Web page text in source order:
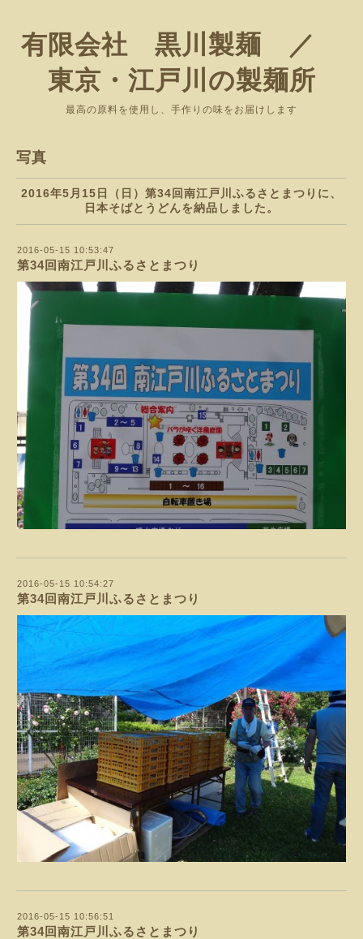
有限会社 黒川製麺 ／
東京・江戸川の製麺所
最高の原料を使用し、手作りの味をお届けします
写真
2016年5月15日（日）第34回南江戸川ふるさとまつりに、
日本そばとうどんを納品しました。
2016-05-15 10:53:47
第34回南江戸川ふるさとまつり
2016-05-15 10:54:27
第34回南江戸川ふるさとまつり
2016-05-15 10:56:51
第34回南江戸川ふるさとまつり